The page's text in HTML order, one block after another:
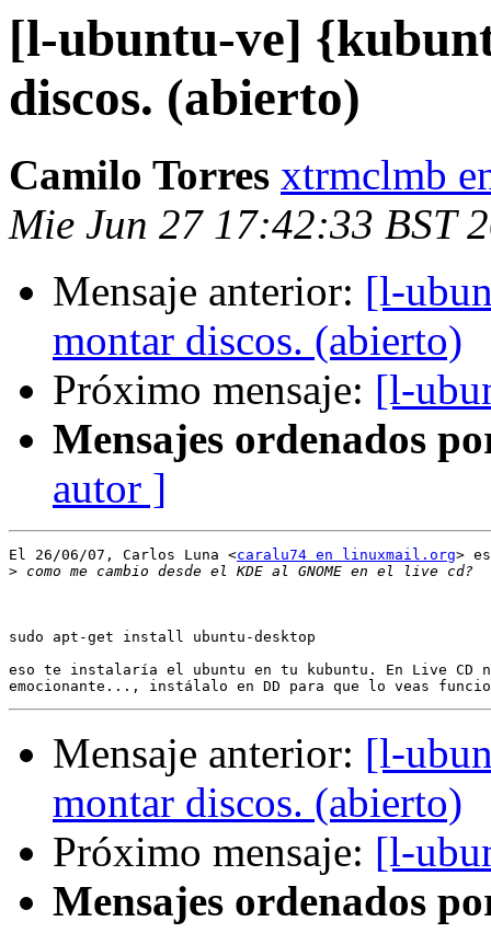
[l-ubuntu-ve]
discos. (abierto)
Camilo Torres xtrmclmb
Mie Jun 27 17:42:33 BST
Mensaje anterior: [l-
montar discos. (abierto)
Próximo mensaje: [l-
Mensajes ordenados
autor ]
El 26/06/07, Carlos Luna <caralu74 en linuxmail.org>
>
sudo apt-get install ubuntu-desktop
eso te instalaría el ubuntu en tu kubuntu. En Live CD
Mensaje anterior: [l-
montar discos. (abierto)
Próximo mensaje: [l-
Mensajes ordenados